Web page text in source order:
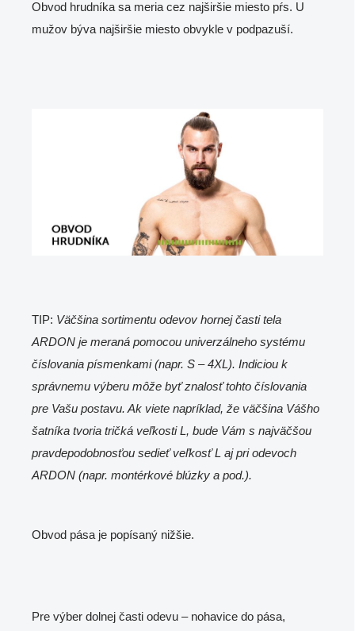
Obvod hrudníka sa meria cez najširšie miesto pŕs. U
mužov býva najširšie miesto obvykle v podpazuší.
TIP: Väčšina sortimentu odevov hornej časti tela
ARDON je meraná pomocou univerzálneho systému
číslovania písmenkami (napr. S – 4XL). Indiciou k
správnemu výberu môže byť znalosť tohto číslovania
pre Vašu postavu. Ak viete napríklad, že väčšina Vášho
šatníka tvoria tričká veľkosti L, bude Vám s najväčšou
pravdepodobnosťou sedieť veľkosť L aj pri odevoch
ARDON (napr. montérkové blúzky a pod.).
Obvod pása je popísaný nižšie.
Pre výber dolnej časti odevu – nohavice do pása,